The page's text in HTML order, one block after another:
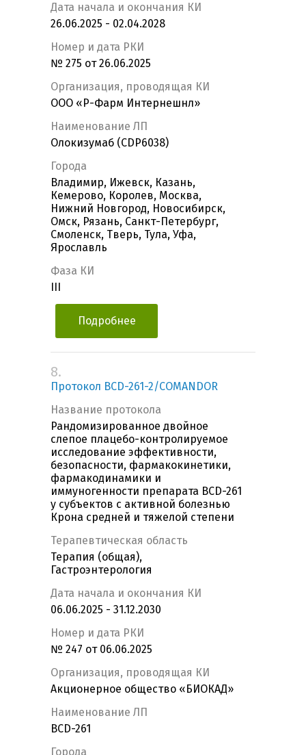
Дата начала и окончания КИ
26.06.2025 - 02.04.2028
Номер и дата РКИ
№ 275 от 26.06.2025
Организация, проводящая КИ
ООО «Р-Фарм Интернешнл»
Наименование ЛП
Олокизумаб (CDP6038)
Города
Владимир, Ижевск, Казань,
Кемерово, Королев, Москва,
Нижний Новгород, Новосибирск,
Омск, Рязань, Санкт-Петербург,
Смоленск, Тверь, Тула, Уфа,
Ярославль
Фаза КИ
Подробнее
8.
Протокол BCD-261-2/COMANDOR
Название протокола
Рандомизированное двойное
слепое плацебо-контролируемое
исследование эффективности,
безопасности, фармакокинетики,
фармакодинамики и
иммуногенности препарата BCD-261
у субъектов с активной болезнью
Крона средней и тяжелой степени
Терапевтическая область
Терапия (общая),
Гастроэнтерология
Дата начала и окончания КИ
06.06.2025 - 31.12.2030
Номер и дата РКИ
№ 247 от 06.06.2025
Организация, проводящая КИ
Акционерное общество «БИОКАД»
Наименование ЛП
BCD-261
Города